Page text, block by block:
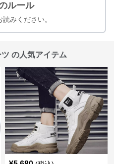
ルール
みください。
の人気アイテム